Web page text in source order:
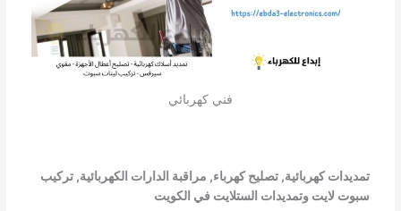
فني كهربائي
تمديدات كهربائية, تصليح كهرباء, مراقبة الدارات الكهربائية, تركيب
سبوت لايت وتمديدات الستلايت في الكويت